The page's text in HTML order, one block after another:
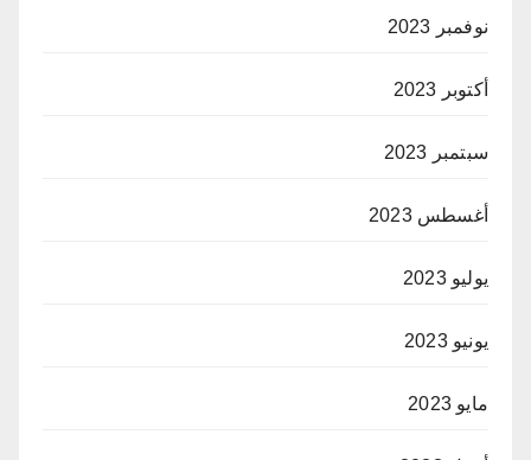
نوفمبر 2023
أكتوبر 2023
سبتمبر 2023
أغسطس 2023
يوليو 2023
يونيو 2023
مايو 2023